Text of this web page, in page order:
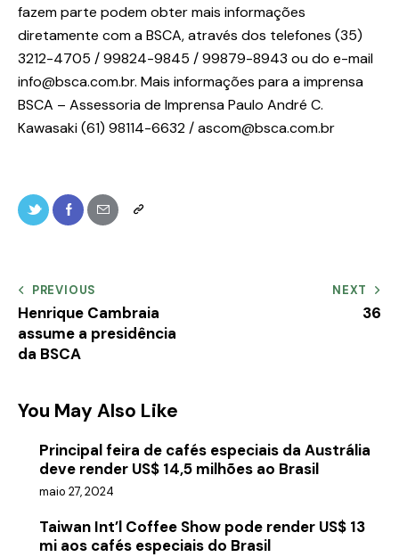
fazem parte podem obter mais informações
diretamente com a BSCA, através dos telefones (35)
3212-4705 / 99824-9845 / 99879-8943 ou do e-mail
info@bsca.com.br. Mais informações para a imprensa
BSCA – Assessoria de Imprensa Paulo André C.
Kawasaki (61) 98114-6632 / ascom@bsca.com.br
PREVIOUS
Henrique Cambraia
assume a presidência
da BSCA
NEXT
36
You May Also Like
Principal feira de cafés especiais da Austrália
deve render US$ 14,5 milhões ao Brasil
maio 27, 2024
Taiwan Int’l Coffee Show pode render US$ 13
mi aos cafés especiais do Brasil